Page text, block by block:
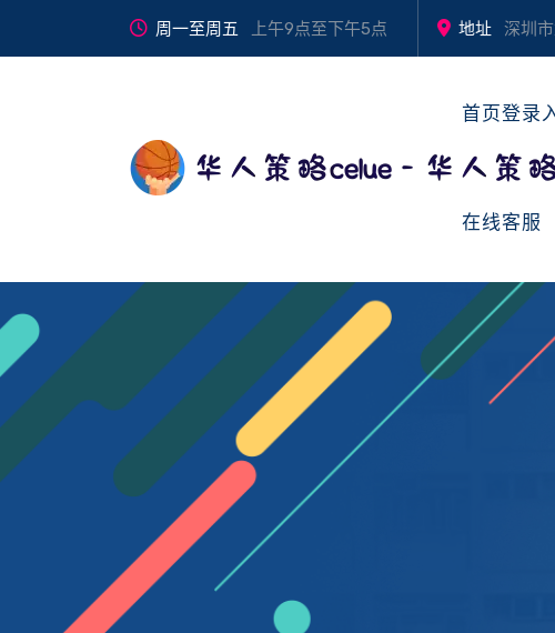
周一至周五 上午9点至下午5点 地址 深圳
首页登录
在线客服
动起
来，
健康
更精
彩！
🎾🌈
min
dong
qi lai
，
jian
识
我
步坚
持，
都是
对自
己的
超
yi bu
jian
，
dou
shi
我
们
流